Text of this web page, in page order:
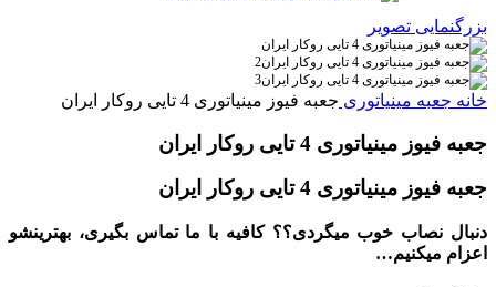
بزرگنمایی تصویر
خانه جعبه مینیاتوری جعبه فیوز مینیاتوری 4 تایی روکار ایران
جعبه فیوز مینیاتوری 4 تایی روکار ایران
جعبه فیوز مینیاتوری 4 تایی روکار ایران
دنبال نصاب خوب میگردی؟؟ کافیه با ما تماس بگیری، بهترینشو
اعزام میکنیم…